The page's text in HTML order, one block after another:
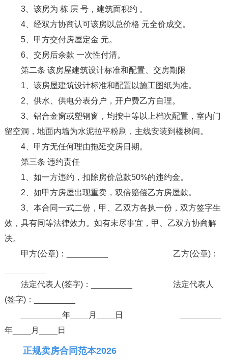
3、该房为 栋 层 号，建筑面积约 。
4、经双方协商认可该房以总价格 元全价成交。
5、甲方交付房屋定金 元。
6、交房后余款 一次性付清。
第二条 该房屋建筑设计标准和配置、交房期限
1、该房屋建筑设计标准和配置以施工图纸为准。
2、供水、供电分表分户，开户费乙方自理。
3、铝合金窗或塑钢窗，均按中等以上档次配置，室内门
留空洞，地面内墙为水泥拉平粉刷，主线安装到楼梯间。
4、甲方无任何理由拖延交房日期。
第三条 违约责任
1、如一方违约，扣除房价总款50%的违约金。
2、如甲方房屋出现重卖，双倍赔偿乙方房屋款。
3、本合同一式二份，甲、乙双方各执一份，双方签字生
效，具有同等法律效力。如有未尽事宜，甲、乙双方协商解
决。
甲方(公章)：_________ 乙方(公章)：
法定代表人(签字)：_________ 法定代表人
(签字)：_________
_________年____月____日 _________
年____月____日
正规卖房合同范本2026